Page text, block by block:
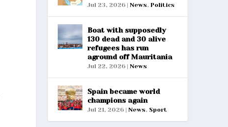
Jul 23, 2026| News, Politics
Boat with supposedly
130 dead and 30 alive
refugees has run
aground off Mauritania
Jul 22, 2026| News
Spain became world
champions again
Jul 21, 2026| News, Sport